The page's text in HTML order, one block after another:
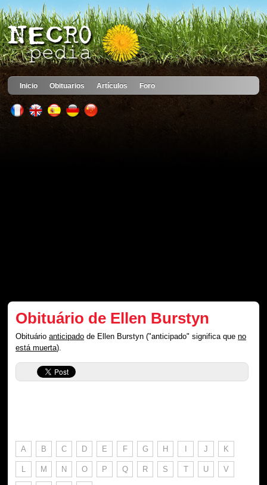
Inicio Obituarios Artículos Foro
Obituário de Ellen Burstyn
Obituárioanticipado de Ellen Burstyn ("anticipado" significa queno
está muerta).
A B C D E F G H I J K
L M N O P Q R S T U V